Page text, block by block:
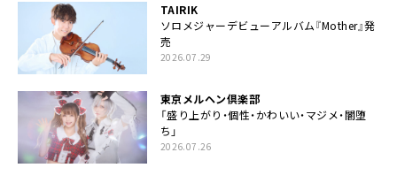
TAIRIK
ソロメジャーデビューアルバム『Mother』発
売
2026.07.29
東京メルヘン倶楽部
「盛り上がり・個性・かわいい・マジメ・闇堕
ち」
2026.07.26